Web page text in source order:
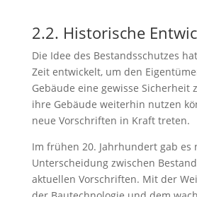
2.2. Historische
Die Idee des Bestandsschutzes
Zeit entwickelt, um den
Gebäude eine gewisse Sicherheit
ihre Gebäude weiterhin nutzen
neue Vorschriften in Kraft treten.
Im frühen 20. Jahrhundert gab es
Unterscheidung zwischen
aktuellen Vorschriften. Mit der